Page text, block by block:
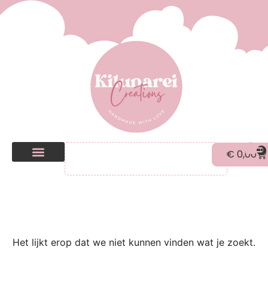
€ 0,00 0
Het lijkt erop dat we niet kunnen vinden wat je zoekt.